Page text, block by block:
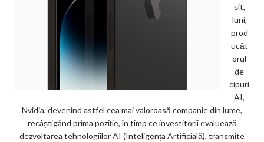
șit,
luni,
prod
ucăt
orul
de
cipuri
AI,
Nvidia, devenind astfel cea mai valoroasă companie din lume,
recâștigând prima poziție, în timp ce investitorii evaluează
dezvoltarea tehnologiilor AI (Inteligența Artificială), transmite